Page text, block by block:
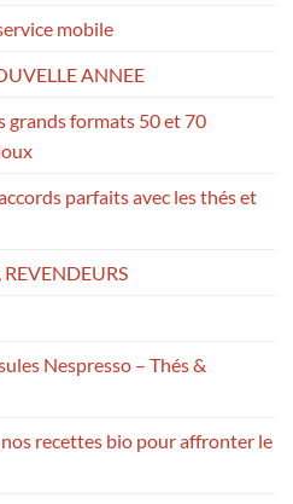
mobile
ANNEE
grands formats 50 et 70
parfaits avec les thés et
REVENDEURS
Nespresso – Thés &
recettes bio pour affronter le